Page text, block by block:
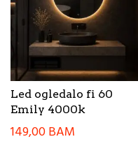
Led ogledalo fi 60
Emily 4000k
149,00BAM